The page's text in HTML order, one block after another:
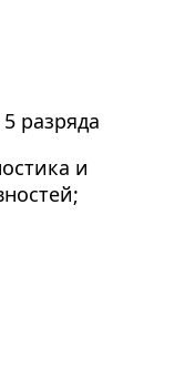
разряда
и